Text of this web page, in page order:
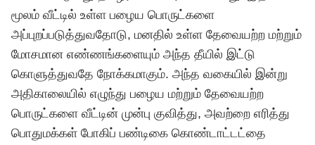
மூலம் வீட்டில் உள்ள பழைய பொருட்களை
அப்புறப்படுத்துவதோடு, மனதில் உள்ள தேவையற்ற மற்றும்
மோசமான எண்ணங்களையும் அந்த தீயில் இட்டு
கொளுத்துவதே நோக்கமாகும். அந்த வகையில் இன்று
அதிகாலையில் எழுந்து பழைய மற்றும் தேவையற்ற
பொருட்களை வீட்டின் முன்பு குவித்து, அவற்றை எரித்து
பொதுமக்கள் போகிப் பண்டிகை கொண்டாட்டட்தை